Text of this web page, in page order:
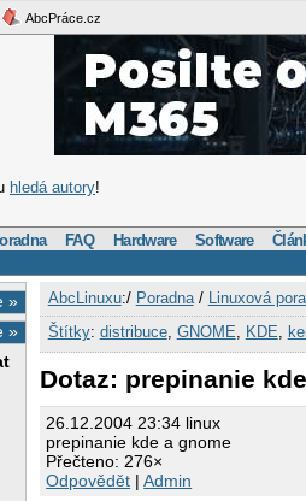
AbcPráce.cz
hledá autory!
FAQ Hardware Software
»
»
AbcLinuxu:/ Poradna/ Linuxová
Štítky: distribuce, GNOME KDE
Dotaz: prepinanie
26.12.2004 23:34 linux
prepinanie kde a gnome
Přečteno: 276×
Odpovědět |Admin